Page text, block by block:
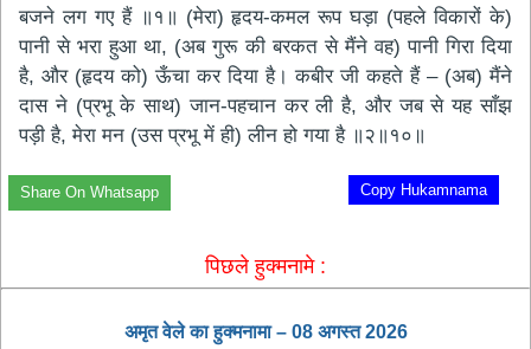
बजने लग गए हैं ॥१॥ (मेरा) हृदय-कमल रूप घड़ा (पहले विकारों के)
पानी से भरा हुआ था, (अब गुरू की बरकत से मैंने वह) पानी गिरा दिया
है, और (हृदय को) ऊँचा कर दिया है। कबीर जी कहते हैं – (अब) मैंने
दास ने (प्रभू के साथ) जान-पहचान कर ली है, और जब से यह साँझ
पड़ी है, मेरा मन (उस प्रभू में ही) लीन हो गया है ॥२॥१०॥
Copy Hukamnama
Share On Whatsapp
पिछले हुक्मनामे :
अमृत ​​वेले का हुक्मनामा – 08 अगस्त 2026